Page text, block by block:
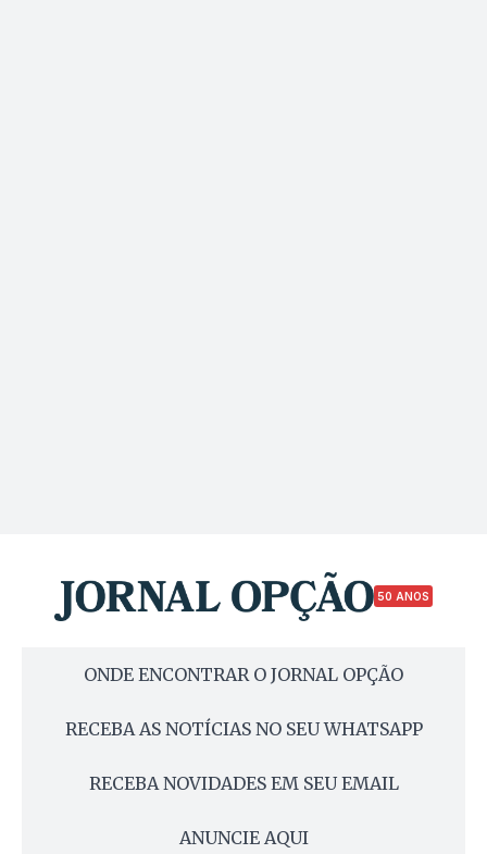
50 ANOS
ONDE ENCONTRAR O JORNAL OPÇÃO
RECEBA AS NOTÍCIAS NO SEU WHATSAPP
RECEBA NOVIDADES EM SEU EMAIL
ANUNCIE AQUI